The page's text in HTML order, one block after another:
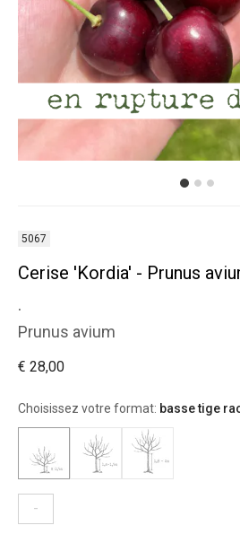
5067
Cerise 'Kordia' - Prunus
.
Prunus avium
€ 28,00
Choisissez votre format: basse tige
-